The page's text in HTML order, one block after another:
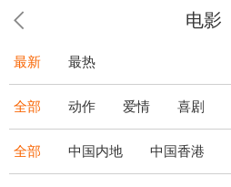
电影
最新 最热
全部 动作 爱情 喜剧
全部 中国内地 中国香港